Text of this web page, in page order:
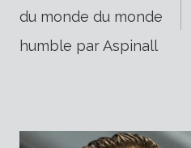
de
l’article
du monde du monde
humble par Aspinall